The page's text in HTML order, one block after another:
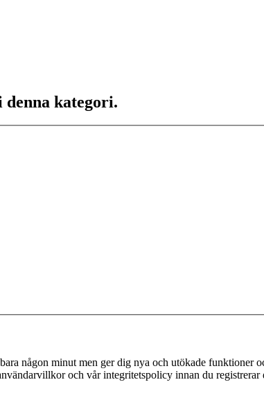
kategori.
någon minut men ger dig nya och utökade
och vår integritetspolicy innan du